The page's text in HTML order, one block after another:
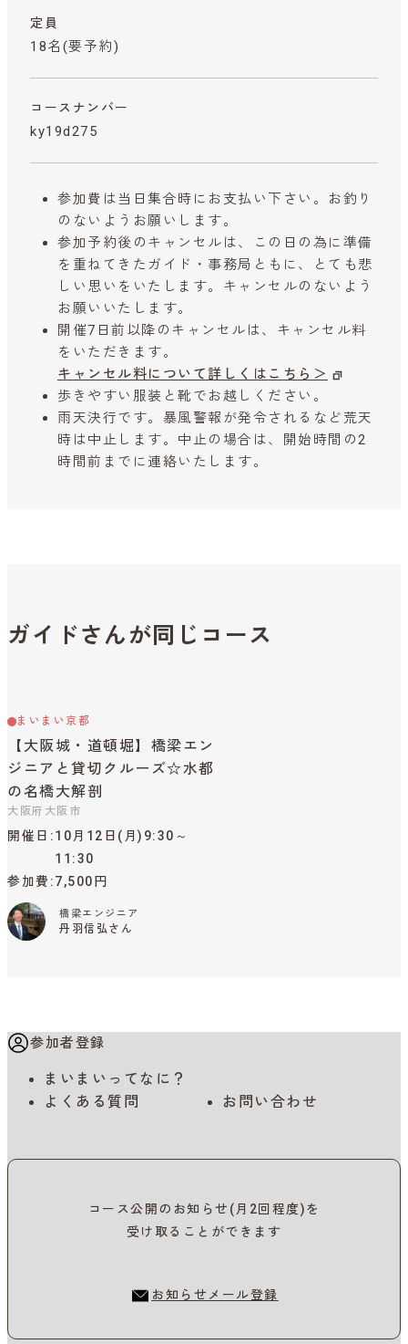
定員
18名(要予約)
コースナンバー
ky19d275
参加費は当日集合時にお支払い下さい。お釣り
のないようお願いします。
参加予約後のキャンセルは、この日の為に準備
を重ねてきたガイド・事務局ともに、とても悲
しい思いをいたします。キャンセルのないよう
お願いいたします。
開催7日前以降のキャンセルは、キャンセル料
をいただきます。
キャンセル料について詳しくはこちら＞
歩きやすい服装と靴でお越しください。
雨天決行です。暴風警報が発令されるなど荒天
時は中止します。中止の場合は、開始時間の2
時間前までに連絡いたします。
ガイドさんが同じコース
まいまい京都
【大阪城・道頓堀】橋梁エン
ジニアと貸切クルーズ☆水都
の名橋大解剖
大阪府大阪市
開催日
10月12日(月)9:30～
11:30
参加費 7,500円
橋梁エンジニア
丹羽信弘さん
参加者登録
まいまいってなに？
よくある質問
お問い合わせ
コース公開のお知らせ(月2回程度)を
受け取ることができます
お知らせメール登録